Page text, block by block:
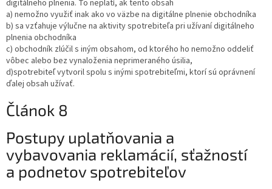
digitálneho plnenia. To neplatí, ak tento obsah
a) nemožno využiť inak ako vo väzbe na digitálne plnenie obchodníka
b) sa vzťahuje výlučne na aktivity spotrebiteľa pri užívaní digitálneho
plnenia obchodníka
c) obchodník zlúčil s iným obsahom, od ktorého ho nemožno oddeliť
vôbec alebo bez vynaloženia neprimeraného úsilia,
d)spotrebiteľ vytvoril spolu s inými spotrebiteľmi, ktorí sú oprávnení
ďalej obsah užívať.
Článok 8
Postupy uplatňovania a
vybavovania reklamácií, sťažností
a podnetov spotrebiteľov